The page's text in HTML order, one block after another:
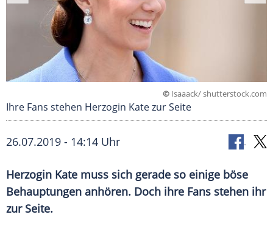
© Isaaack/ shutterstock.com
Ihre Fans stehen Herzogin Kate zur Seite
26.07.2019 - 14:14 Uhr
Herzogin Kate muss sich gerade so einige böse
Behauptungen anhören. Doch ihre Fans stehen ihr
zur Seite.